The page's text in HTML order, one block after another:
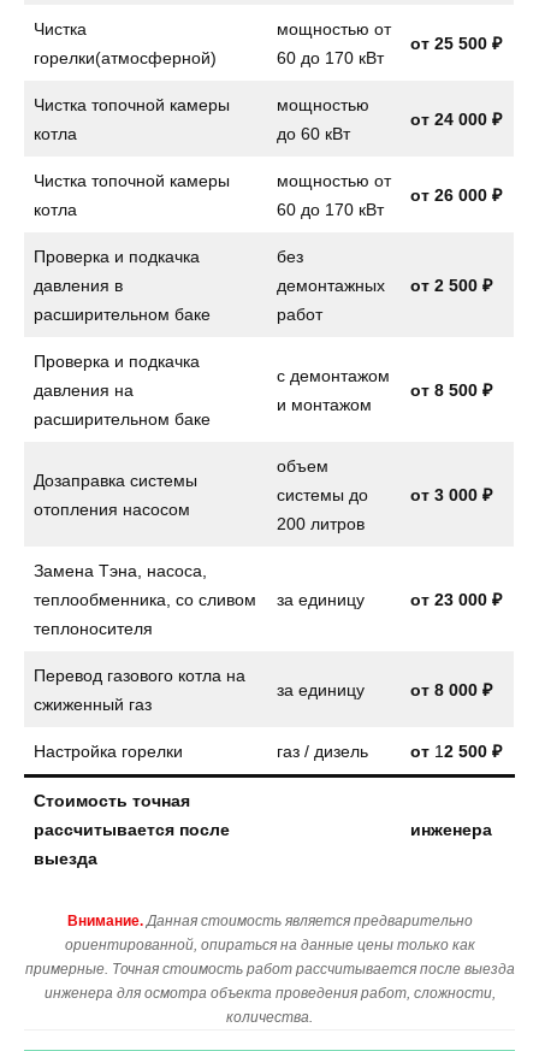
Чистка
горелки(атмосферной)
мощностью от
60 до 170 кВт
от 25 500 ₽
Чистка топочной камеры
котла
мощностью
до 60 кВт
от 24 000 ₽
Чистка топочной камеры
котла
мощностью от
60 до 170 кВт
от 26 000 ₽
Проверка и подкачка
давления в
расширительном баке
без
демонтажных
работ
от 2 500 ₽
Проверка и подкачка
давления на
расширительном баке
с демонтажом
и монтажом
от 8 500 ₽
Дозаправка системы
отопления насосом
объем
системы до
200 литров
от 3 000 ₽
Замена Тэна, насоса,
теплообменника, со сливом
теплоносителя
за единицу от 23 000 ₽
Перевод газового котла на
сжиженный газ
за единицу от 8 000 ₽
Настройка горелки газ / дизель от 12 500 ₽
Стоимость точная
рассчитывается после
выезда
инженера
Внимание. Данная стоимость является предварительно
ориентированной, опираться на данные цены только как
примерные. Точная стоимость работ рассчитывается после выезда
инженера для осмотра объекта проведения работ, сложности,
количества.